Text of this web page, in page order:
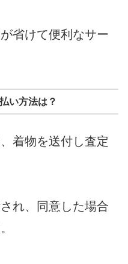
省けて便利なサー
い方法は？
着物を送付し査定
れ、同意した場合